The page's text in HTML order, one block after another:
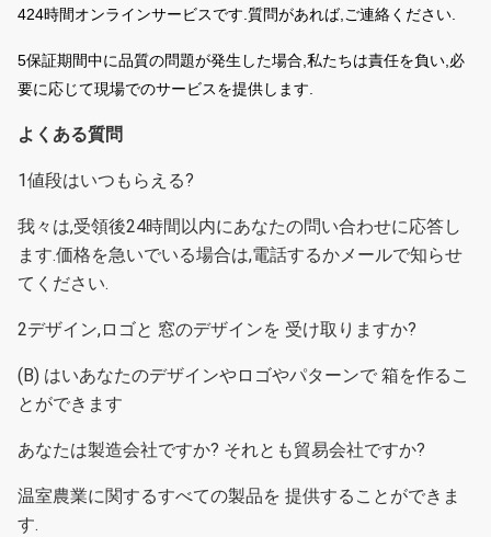
424時間オンラインサービスです.質問があれば,ご連絡ください.
5保証期間中に品質の問題が発生した場合,私たちは責任を負い,必
要に応じて現場でのサービスを提供します.
よくある質問
1値段はいつもらえる?
我々は,受領後24時間以内にあなたの問い合わせに応答し
ます.価格を急いでいる場合は,電話するかメールで知らせ
てください.
2デザイン,ロゴと 窓のデザインを 受け取りますか?
(B) はいあなたのデザインやロゴやパターンで 箱を作るこ
とができます
あなたは製造会社ですか? それとも貿易会社ですか?
温室農業に関するすべての製品を 提供することができま
す.